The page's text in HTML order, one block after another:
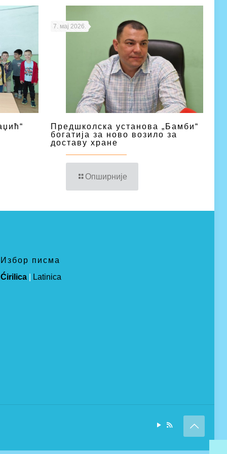
7. мај 2026.
Предшколска установа „Бамби“
богатија за ново возило за
доставу хране
Опширније
Избор писма
Ćirilica
Latinica